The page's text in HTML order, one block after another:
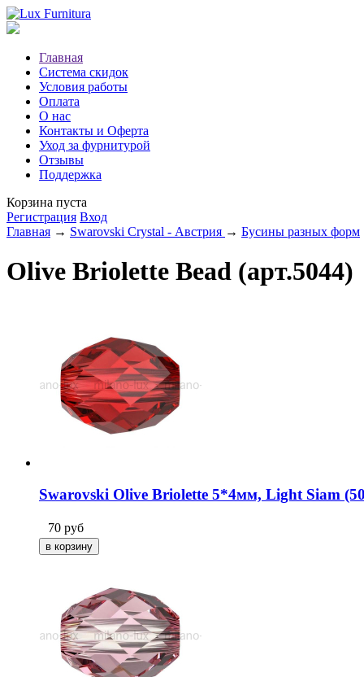
Главная
Система скидок
Условия работы
Оплата
О нас
Контакты и Оферта
Уход за фурнитурой
Отзывы
Поддержка
Корзина пуста
Регистрация Вход
Главная → Swarovski Crystal - Австрия → Бусины разных форм
Olive Briolette Bead (арт.5044)
Swarovski Olive Briolette 5*4мм, Light Siam
70 руб